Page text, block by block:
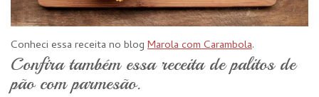
Conheci essa receita no blog Marola com Carambola.
Confira também essa receita de palitos de
pão com parmesão.